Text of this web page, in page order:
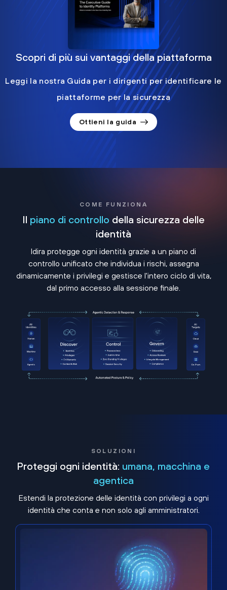
Scopri di più sui vantaggi della piattaforma
Leggi la nostra Guida per i dirigenti per identificare le
piattaforme per la sicurezza
Ottieni la guida
COME FUNZIONA
Il piano di controllo della sicurezza delle
identità
Idira protegge ogni identità grazie a un piano di
controllo unificato che individua i rischi, assegna
dinamicamente i privilegi e gestisce l'intero ciclo di vita,
dal primo accesso alla sessione finale.
SOLUZIONI
Proteggi ogni identità: umana, macchina e
agentica
Estendi la protezione delle identità con privilegi a ogni
identità che conta e non solo agli amministratori.